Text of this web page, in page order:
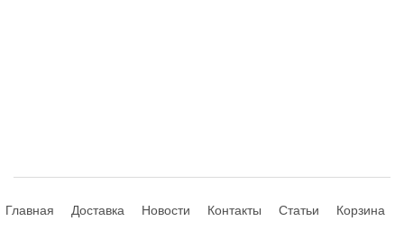
Главная Доставка Новости Контакты Статьи Корзина